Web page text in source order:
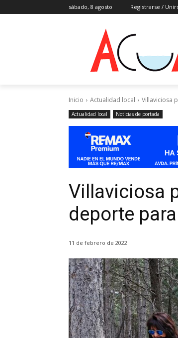
sábado, 8 agosto Registrarse /
Inicio Actualidad local Villaviciosa
Actualidad local Noticias de portada
Villaviciosa
deporte
11 de febrero de 2022